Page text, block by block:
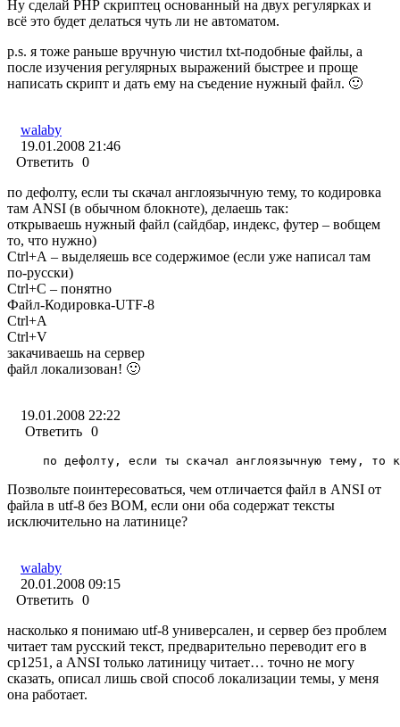
Ну сделай PHP скриптец основанный на двух регулярках и
всё это будет делаться чуть ли не автоматом.
p.s. я тоже раньше вручную чистил txt-подобные файлы, а
после изучения регулярных выражений быстрее и проще
написать скрипт и дать ему на съедение нужный файл. 🙂
walaby
19.01.2008 21:46
Ответить 0
по дефолту, если ты скачал англоязычную тему, то кодировка
там ANSI (в обычном блокноте), делаешь так:
открываешь нужный файл (сайдбар, индекс, футер – вобщем
то, что нужно)
Ctrl+A – выделяешь все содержимое (если уже написал там
по-русски)
Ctrl+C – понятно
Файл-Кодировка-UTF-8
Ctrl+A
Ctrl+V
закачиваешь на сервер
файл локализован! 🙂
19.01.2008 22:22
Ответить 0
по дефолту, если ты скачал англоязычную тему, то
Позвольте поинтересоваться, чем отличается файл в ANSI от
файла в utf-8 без BOM, если они оба содержат тексты
исключительно на латинице?
walaby
20.01.2008 09:15
Ответить 0
насколько я понимаю utf-8 универсален, и сервер без проблем
читает там русский текст, предварительно переводит его в
cp1251, а ANSI только латиницу читает… точно не могу
сказать, описал лишь свой способ локализации темы, у меня
она работает.